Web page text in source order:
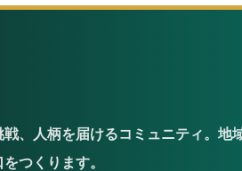
、人柄を届けるコミュニティ。地
つくります。